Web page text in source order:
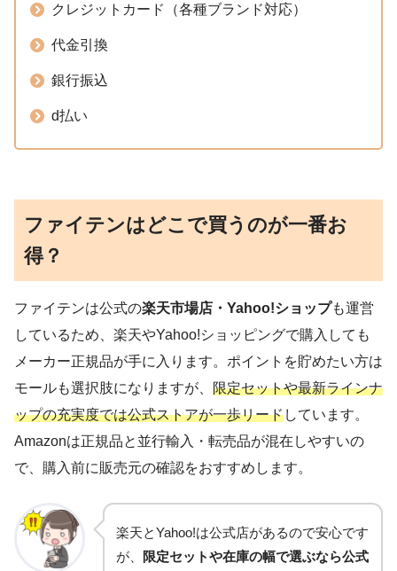
クレジットカード（各種ブランド対応）
代金引換
銀行振込
d払い
ファイテンはどこで買うのが一番お
得？
ファイテンは公式の楽天市場店・Yahoo!ショップも運営
しているため、楽天やYahoo!ショッピングで購入しても
メーカー正規品が手に入ります。ポイントを貯めたい方は
モールも選択肢になりますが、 限定セットや最新ラインナ
ップの充実度では公式ストアが一歩リードしています。
Amazonは正規品と並行輸入・転売品が混在しやすいの
で、購入前に販売元の確認をおすすめします。
楽天とYahoo!は公式店があるので安心です
が、
限定セットや在庫の幅で選ぶなら公式